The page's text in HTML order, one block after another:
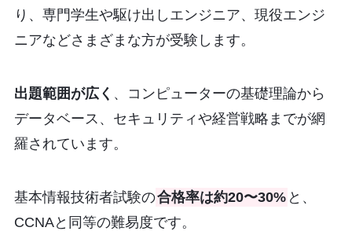
り、専門学生や駆け出しエンジニア、現役エンジ
ニアなどさまざまな方が受験します。
出題範囲が広く 、コンピューターの基礎理論から
データベース、セキュリティや経営戦略までが網
羅されています。
基本情報技術者試験の合格率は約20〜30% と、
CCNAと同等の難易度です。